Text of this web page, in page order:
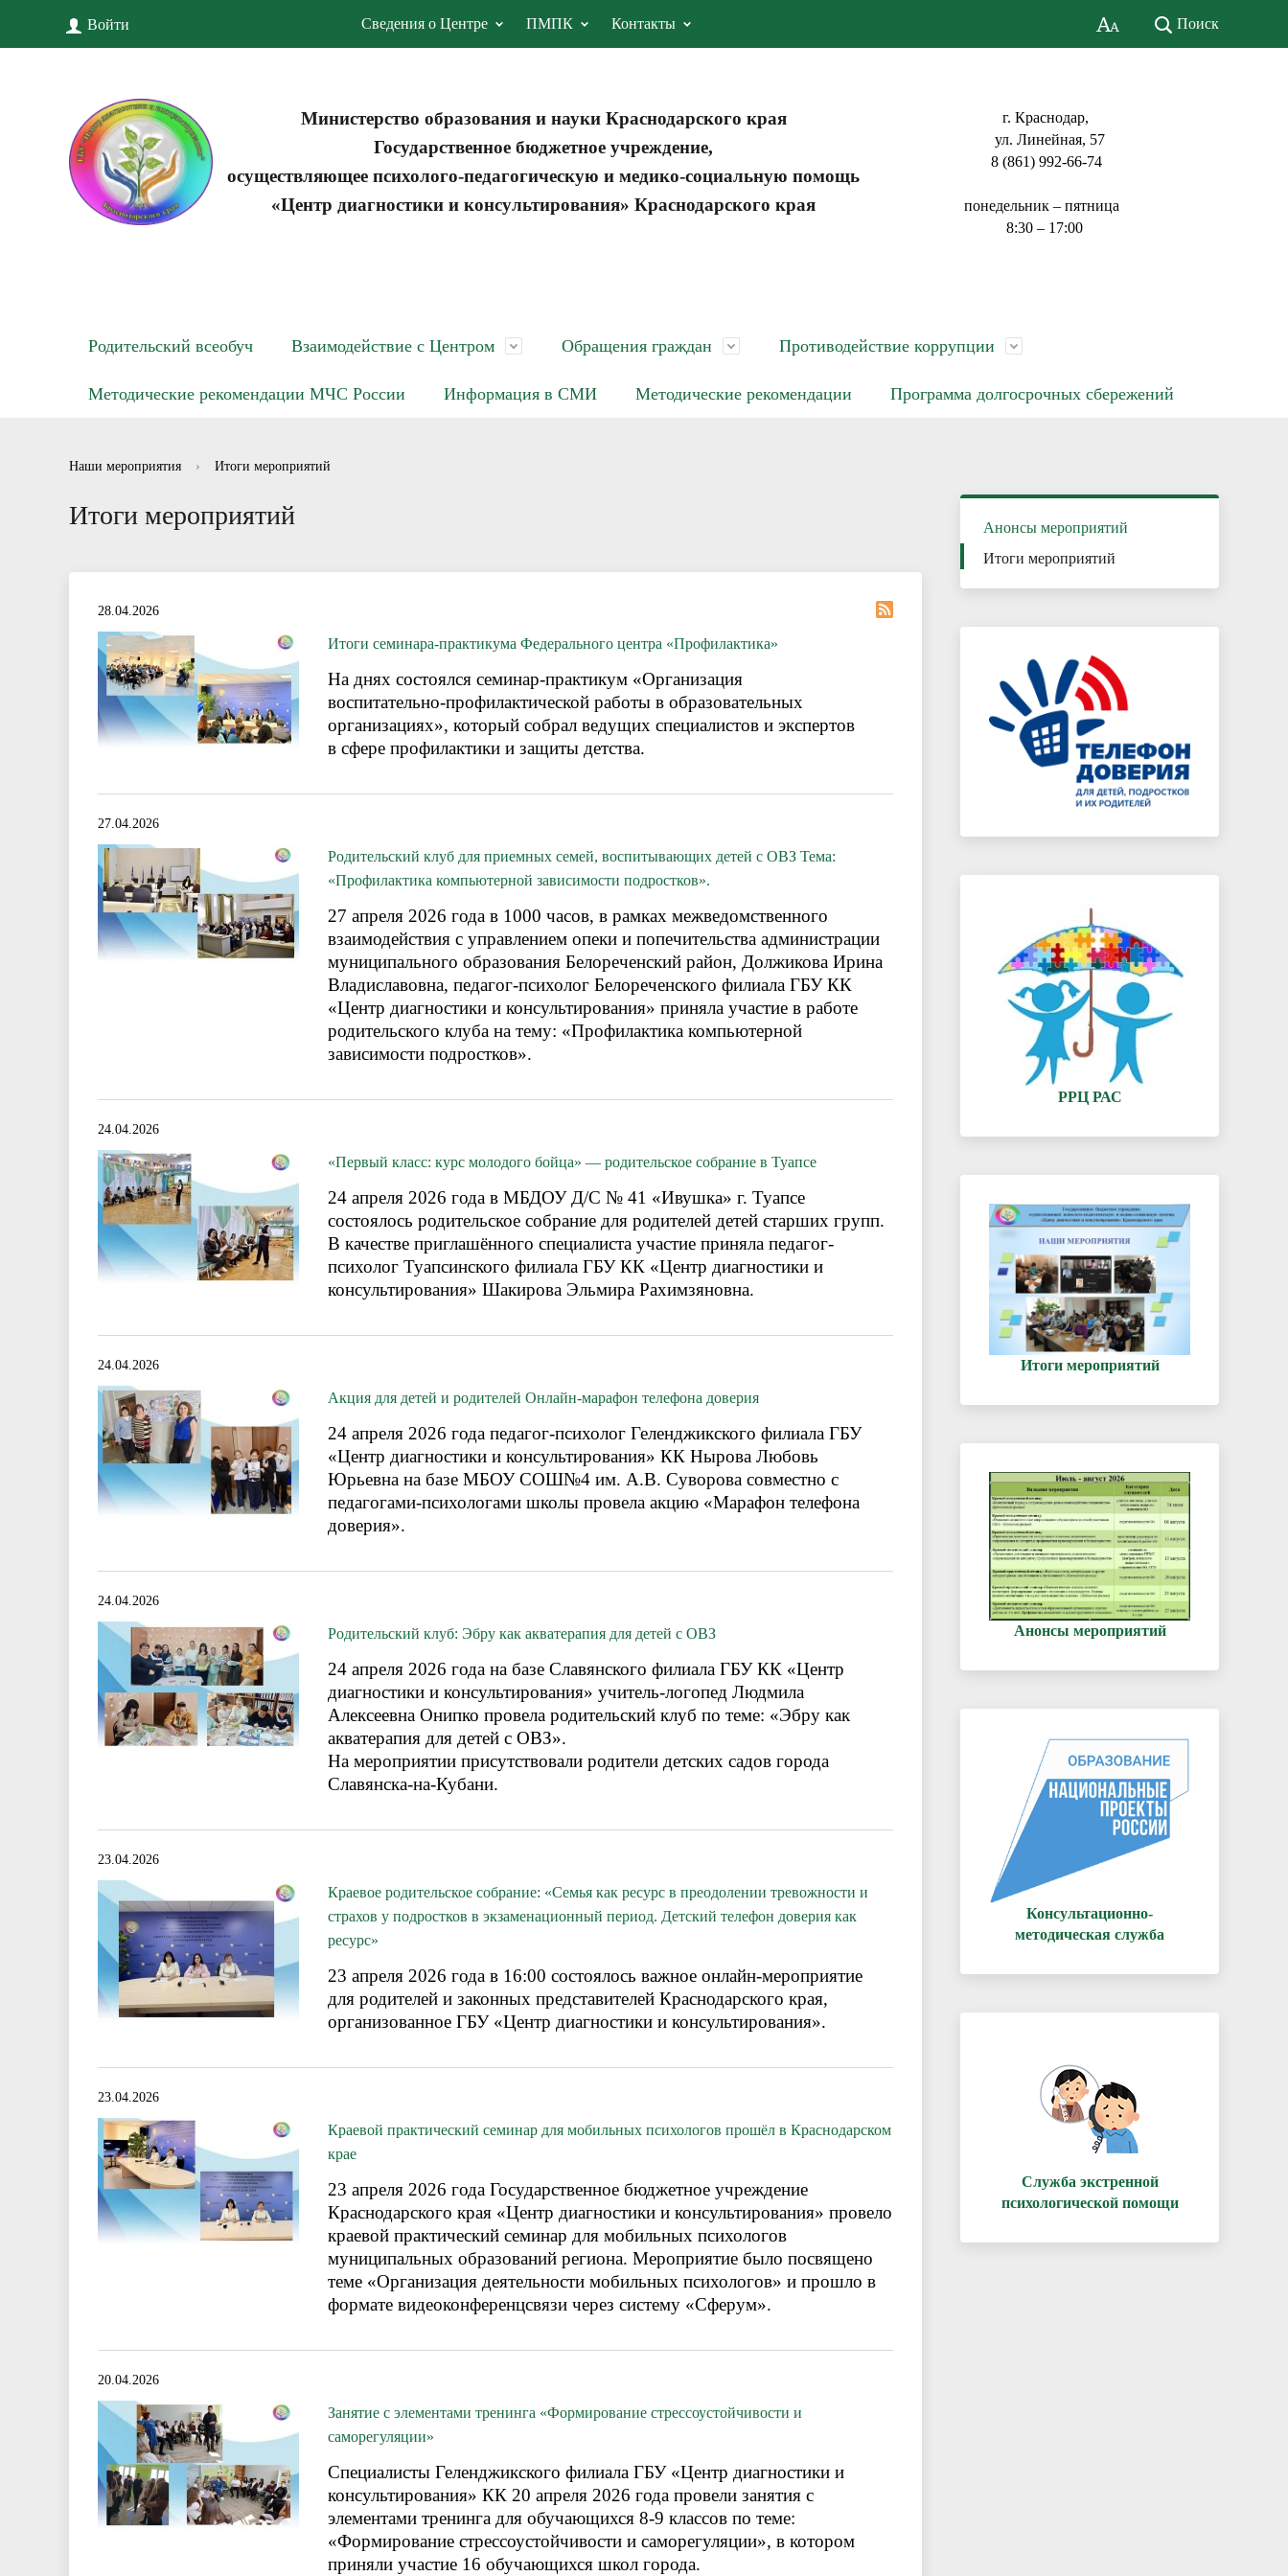
Войти Сведения о Центре ПМПК Контакты Поиск
Министерство образования и науки Краснодарского края
Государственное бюджетное учреждение,
осуществляющее психолого-педагогическую и медико-социальную помощь
«Центр диагностики и консультирования» Краснодарского края
г. Краснодар,
ул. Линейная, 57
8 (861) 992-66-74
понедельник – пятница
8:30 – 17:00
Родительский всеобуч Взаимодействие с Центром
Информационные буклеты для родителей
полезного отдыха
Обращения граждан
Отзывы
Противодействие коррупции
Нормативно правовые акты в сфере
Методические рекомендации МЧС России Информация в СМИ Методические рекомендации Программа долгосрочных сбережений
Наши мероприятия › Итоги мероприятий
Итоги мероприятий
28.04.2026
Итоги семинара-практикума Федерального центра «Профилактика»
На днях состоялся семинар-практикум «Организация
воспитательно-профилактической работы в образовательных
организациях», который собрал ведущих специалистов и экспертов
в сфере профилактики и защиты детства.
27.04.2026
Родительский клуб для приемных семей, воспитывающих детей с ОВЗ Тема:
«Профилактика компьютерной зависимости подростков».
27 апреля 2026 года в 1000 часов, в рамках межведомственного
взаимодействия с управлением опеки и попечительства администрации
муниципального образования Белореченский район, Должикова Ирина
Владиславовна, педагог-психолог Белореченского филиала ГБУ КК
«Центр диагностики и консультирования» приняла участие в работе
родительского клуба на тему: «Профилактика компьютерной
зависимости подростков».
24.04.2026
«Первый класс: курс молодого бойца» — родительское собрание в Туапсе
24 апреля 2026 года в МБДОУ Д/С № 41 «Ивушка» г. Туапсе
состоялось родительское собрание для родителей детей старших групп.
В качестве приглашённого специалиста участие приняла педагог-
психолог Туапсинского филиала ГБУ КК «Центр диагностики и
консультирования» Шакирова Эльмира Рахимзяновна.
24.04.2026
Акция для детей и родителей Онлайн-марафон телефона доверия
24 апреля 2026 года педагог-психолог Геленджикского филиала ГБУ
«Центр диагностики и консультирования» КК Нырова Любовь
Юрьевна на базе МБОУ СОШ№4 им. А.В. Суворова совместно с
педагогами-психологами школы провела акцию «Марафон телефона
доверия».
24.04.2026
Родительский клуб: Эбру как акватерапия для детей с ОВЗ
24 апреля 2026 года на базе Славянского филиала ГБУ КК «Центр
диагностики и консультирования» учитель-логопед Людмила
Алексеевна Онипко провела родительский клуб по теме: «Эбру как
акватерапия для детей с ОВЗ».
На мероприятии присутствовали родители детских садов города
Славянска-на-Кубани.
23.04.2026
Краевое родительское собрание: «Семья как ресурс в преодолении тревожности и
страхов у подростков в экзаменационный период. Детский телефон доверия как
ресурс»
23 апреля 2026 года в 16:00 состоялось важное онлайн-мероприятие
для родителей и законных представителей Краснодарского края,
организованное ГБУ «Центр диагностики и консультирования».
23.04.2026
Краевой практический семинар для мобильных психологов прошёл в Краснодарском
крае
23 апреля 2026 года Государственное бюджетное учреждение
Краснодарского края «Центр диагностики и консультирования» провело
краевой практический семинар для мобильных психологов
муниципальных образований региона. Мероприятие было посвящено
теме «Организация деятельности мобильных психологов» и прошло в
формате видеоконференцсвязи через систему «Сферум».
20.04.2026
Занятие с элементами тренинга «Формирование стрессоустойчивости и
саморегуляции»
Специалисты Геленджикского филиала ГБУ «Центр диагностики и
консультирования» КК 20 апреля 2026 года провели занятия с
элементами тренинга для обучающихся 8-9 классов по теме:
«Формирование стрессоустойчивости и саморегуляции», в котором
приняли участие 16 обучающихся школ города.
Анонсы мероприятий
Итоги мероприятий
РРЦ РАС
Итоги мероприятий
Анонсы мероприятий
Консультационно-
методическая служба
Служба экстренной
психологической помощи